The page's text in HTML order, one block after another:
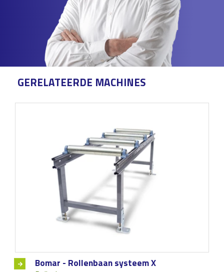
GERELATEERDE MACHINES
Bomar - Rollenbaan systeem X